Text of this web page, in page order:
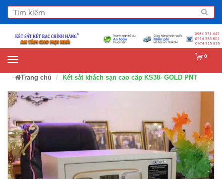
0
Trang chủ Két sắt khách sạn cao cấp KS38- GOLD PNT